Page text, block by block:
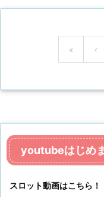
« ‹
youtubeはじめ
スロット動画はこちら！